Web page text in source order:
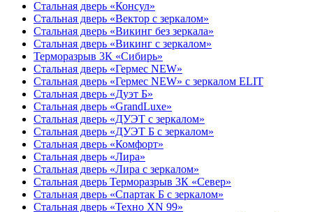
Стальная дверь «Консул»
Стальная дверь «Вектор с зеркалом»
Стальная дверь «Викинг без зеркала»
Стальная дверь «Викинг c зеркалом»
Терморазрыв 3К «Сибирь»
Стальная дверь «Гермес NEW»
Стальная дверь «Гермес NEW» с зеркалом ELIT
Стальная дверь «Дуэт Б»
Стальная дверь «GrandLuxe»
Стальная дверь «ДУЭТ с зеркалом»
Стальная дверь «ДУЭТ Б с зеркалом»
Стальная дверь «Комфорт»
Стальная дверь «Лира»
Стальная дверь «Лира с зеркалом»
Стальная дверь Терморазрыв 3К «Север»
Стальная дверь «Спартак Б с зеркалом»
Стальная дверь «Техно XN 99»